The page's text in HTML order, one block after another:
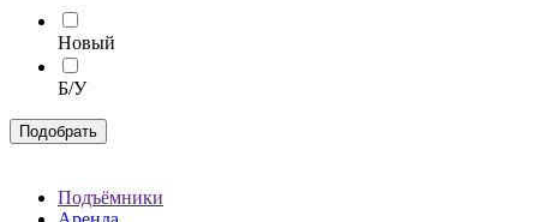
Новый
Б/У
Подобрать
Подъёмники